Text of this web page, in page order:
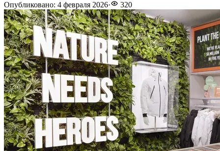
Опубликовано: 4 февраля 2026· 320